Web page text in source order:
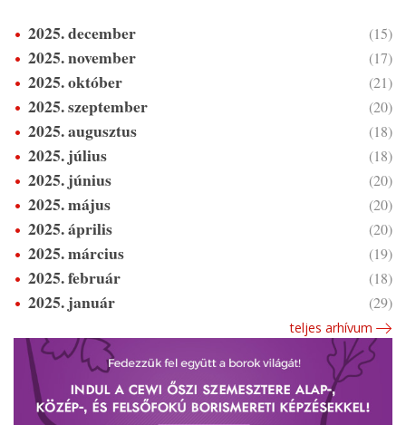
2025. december (15)
2025. november (17)
2025. október (21)
2025. szeptember (20)
2025. augusztus (18)
2025. július (18)
2025. június (20)
2025. május (20)
2025. április (20)
2025. március (19)
2025. február (18)
2025. január (29)
teljes arhívum